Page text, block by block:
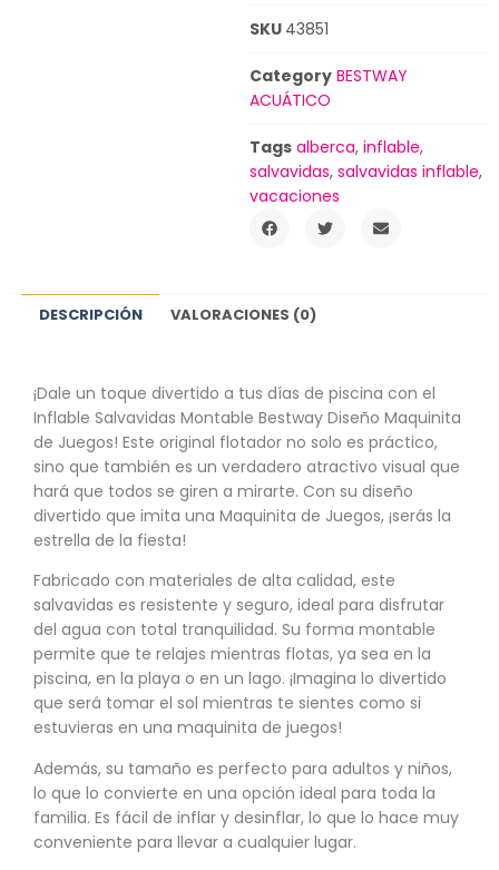
SKU 43851
Category BESTWAY
ACUÁTICO
Tags alberca, inflable,
salvavidas, salvavidas inflable,
vacaciones
DESCRIPCIÓN VALORACIONES (0)
¡Dale un toque divertido a tus días de piscina con el
Inflable Salvavidas Montable Bestway Diseño Maquinita
de Juegos! Este original flotador no solo es práctico,
sino que también es un verdadero atractivo visual que
hará que todos se giren a mirarte. Con su diseño
divertido que imita una Maquinita de Juegos, ¡serás la
estrella de la fiesta!
Fabricado con materiales de alta calidad, este
salvavidas es resistente y seguro, ideal para disfrutar
del agua con total tranquilidad. Su forma montable
permite que te relajes mientras flotas, ya sea en la
piscina, en la playa o en un lago. ¡Imagina lo divertido
que será tomar el sol mientras te sientes como si
estuvieras en una maquinita de juegos!
Además, su tamaño es perfecto para adultos y niños,
lo que lo convierte en una opción ideal para toda la
familia. Es fácil de inflar y desinflar, lo que lo hace muy
conveniente para llevar a cualquier lugar.